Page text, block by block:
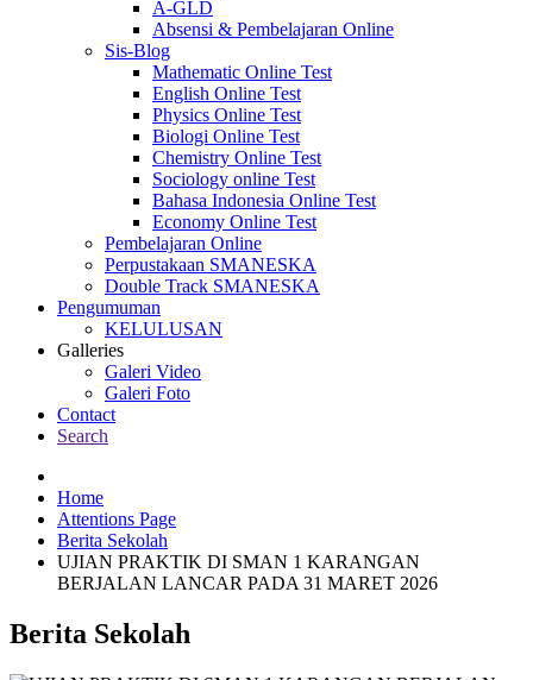
A-GLD
Absensi & Pembelajaran Online
Sis-Blog
Mathematic Online Test
English Online Test
Physics Online Test
Biologi Online Test
Chemistry Online Test
Sociology online Test
Bahasa Indonesia Online Test
Economy Online Test
Pembelajaran Online
Perpustakaan SMANESKA
Double Track SMANESKA
Pengumuman
KELULUSAN
Galleries
Galeri Video
Galeri Foto
Contact
Search
Home
Attentions Page
Berita Sekolah
UJIAN PRAKTIK DI SMAN 1 KARANGAN
BERJALAN LANCAR PADA 31 MARET 2026
Berita Sekolah